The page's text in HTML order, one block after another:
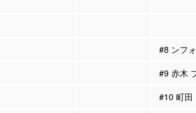
#8 ンフ
#9 赤木
#10 町田